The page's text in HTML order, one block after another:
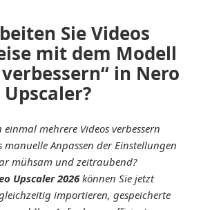
Sie Videos
mit dem Modell
in Nero
einmal mehrere Videos verbessern
Anpassen der Einstellungen
mühsam und zeitraubend?
Upscaler 2026können Sie jetzt
importieren, gespeicherte